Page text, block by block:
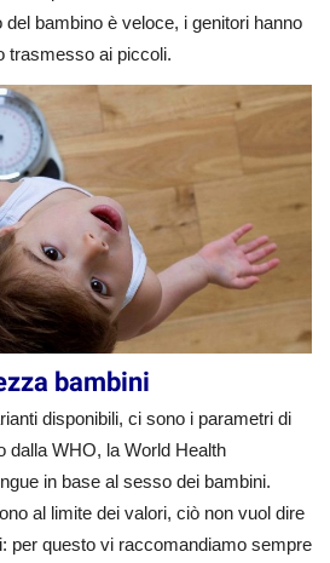
bambino è veloce, i genitori hanno
trasmesso ai piccoli.
bambini
disponibili, ci sono i parametri di
dalla WHO, la World Health
in base al sesso dei bambini.
al limite dei valori, ciò non vuol dire
per questo vi raccomandiamo sempre